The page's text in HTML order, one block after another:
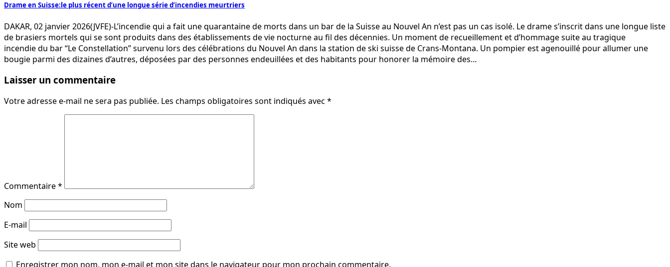
Drame en Suisse:le plus récent d’une longue série d’incendies meurtriers
DAKAR, 02 janvier 2026(JVFE)-L’incendie qui a fait une quarantaine de morts dans un bar de la Suisse au Nouvel An n’est pas un cas isolé. Le drame s’inscrit dans une longue liste
de brasiers mortels qui se sont produits dans des établissements de vie nocturne au fil des décennies. Un moment de recueillement et d’hommage suite au tragique
incendie du bar “Le Constellation” survenu lors des célébrations du Nouvel An dans la station de ski suisse de Crans-Montana. Un pompier est agenouillé pour allumer une
bougie parmi des dizaines d’autres, déposées par des personnes endeuillées et des habitants pour honorer la mémoire des…
Laisser un commentaire
Votre adresse e-mail ne sera pas publiée. Les champs obligatoires sont indiqués avec *
Commentaire*
Nom
E-mail
Site web
Enregistrer mon nom, mon e-mail et mon site dans le navigateur pour mon prochain commentaire.